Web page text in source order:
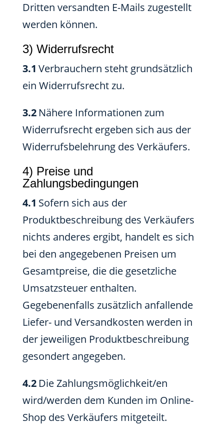
Dritten versandten E-Mails zugestellt
werden können.
3) Widerrufsrecht
3.1 Verbrauchern steht grundsätzlich
ein Widerrufsrecht zu.
3.2 Nähere Informationen zum
Widerrufsrecht ergeben sich aus der
Widerrufsbelehrung des Verkäufers.
4) Preise und
Zahlungsbedingungen
4.1 Sofern sich aus der
Produktbeschreibung des Verkäufers
nichts anderes ergibt, handelt es sich
bei den angegebenen Preisen um
Gesamtpreise, die die gesetzliche
Umsatzsteuer enthalten.
Gegebenenfalls zusätzlich anfallende
Liefer- und Versandkosten werden in
der jeweiligen Produktbeschreibung
gesondert angegeben.
4.2 Die Zahlungsmöglichkeit/en
wird/werden dem Kunden im Online-
Shop des Verkäufers mitgeteilt.